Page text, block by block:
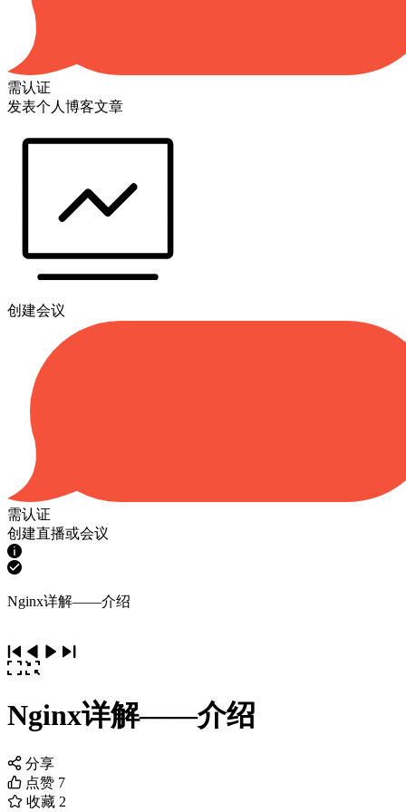
需认证
发表个人博客文章
创建会议
需认证
创建直播或会议
Nginx详解——介绍
Nginx详解——介绍
分享
点赞 7
收藏 2